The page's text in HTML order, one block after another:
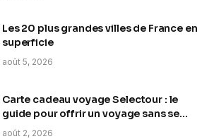
Les 20 plus grandes villes de France en
superficie
août 5, 2026
Carte cadeau voyage Selectour : le
guide pour offrir un voyage sans se
tromper
août 2, 2026